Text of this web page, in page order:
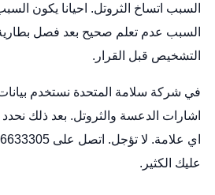
السبب اتساخ الثروتل. احيانا يكون
السبب عدم تعلم صحيح بعد فصل
التشخيص قبل القرار.
في شركة سلامة المتحدة نستخدم
اشارات الدعسة والثروتل. بعد ذلك
عليك الكثير.